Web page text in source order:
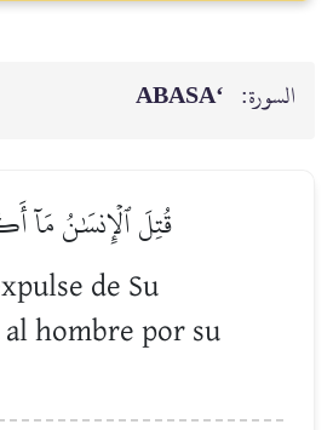
السورة: ‘ABASA
قُتِلَ ٱلۡإِنسَٰنُ مَآ
de Su
hombre por su